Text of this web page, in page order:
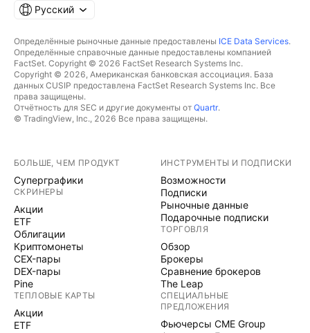
Русский
Определённые рыночные данные предоставлены ICE Data Services.
Определённые справочные данные предоставлены компанией
FactSet. Copyright © 2026 FactSet Research Systems Inc.
Copyright © 2026, Американская банковская ассоциация. База
данных CUSIP предоставлена FactSet Research Systems Inc. Все
права защищены.
Отчётность для SEC и другие документы от Quartr.
© TradingView, Inc., 2026 Все права защищены.
БОЛЬШЕ, ЧЕМ ПРОДУКТ
Суперграфики
СКРИНЕРЫ
Акции
ETF
Облигации
Криптомонеты
CEX-пары
DEX-пары
Pine
ТЕПЛОВЫЕ КАРТЫ
Акции
ETF
ИНСТРУМЕНТЫ И ПОДПИСКИ
Возможности
Подписки
Рыночные данные
Подарочные подписки
ТОРГОВЛЯ
Обзор
Брокеры
Сравнение брокеров
The Leap
СПЕЦИАЛЬНЫЕ
ПРЕДЛОЖЕНИЯ
Фьючерсы CME Group